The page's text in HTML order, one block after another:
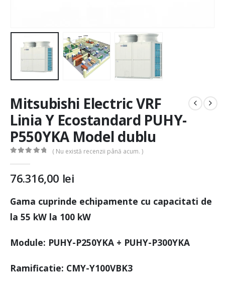
Mitsubishi Electric VRF
Linia Y Ecostandard PUHY-
P550YKA Model dublu
( Nu există recenzii până acum. )
76.316,00 lei
Gama cuprinde echipamente cu capacitati de
la 55 kW la 100 kW
Module: PUHY-P250YKA + PUHY-P300YKA
Ramificatie: CMY-Y100VBK3